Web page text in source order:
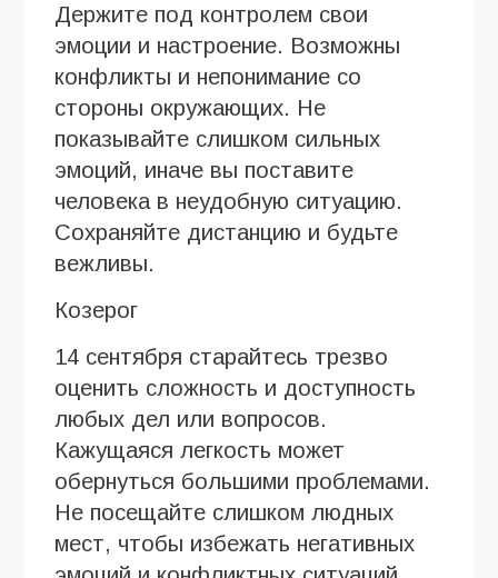
Держите под контролем свои
эмоции и настроение. Возможны
конфликты и непонимание со
стороны окружающих. Не
показывайте слишком сильных
эмоций, иначе вы поставите
человека в неудобную ситуацию.
Сохраняйте дистанцию и будьте
вежливы.
Козерог
14 сентября старайтесь трезво
оценить сложность и доступность
любых дел или вопросов.
Кажущаяся легкость может
обернуться большими проблемами.
Не посещайте слишком людных
мест, чтобы избежать негативных